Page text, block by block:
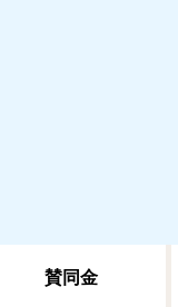
賛同金